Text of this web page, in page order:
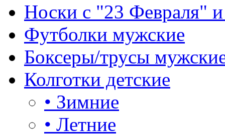
Носки с "23 Февраля"
Футболки мужские
Боксеры/трусы
Колготки детские
• Зимние
• Летние